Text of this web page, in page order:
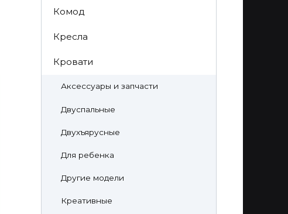
Комод
Кресла
Кровати
Аксессуары и запчасти
Двуспальные
Двухъярусные
Для ребенка
Другие модели
Креативные